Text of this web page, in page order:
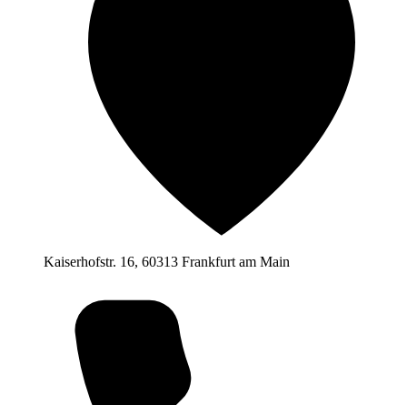
Kaiserhofstr. 16, 60313 Frankfurt am Main